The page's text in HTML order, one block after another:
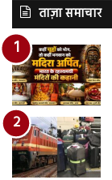
ताज़ा समाचार